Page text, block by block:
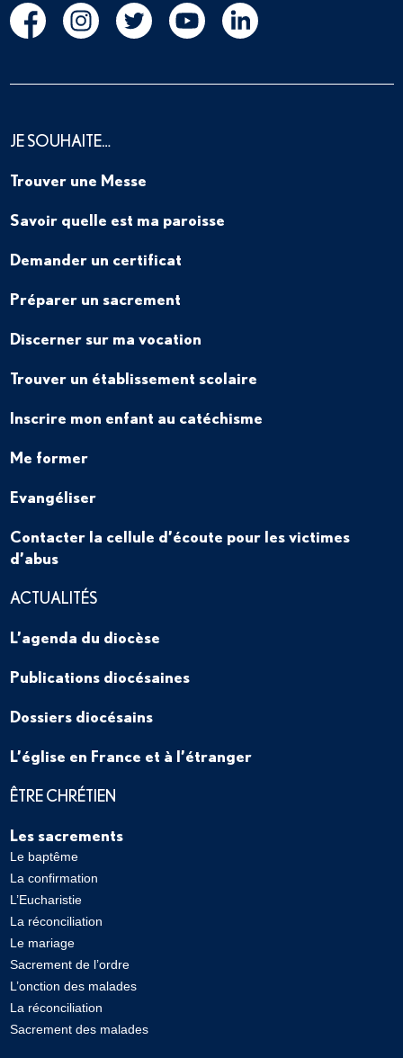
JE SOUHAITE…
Trouver une Messe
Savoir quelle est ma paroisse
Demander un certificat
Préparer un sacrement
Discerner sur ma vocation
Trouver un établissement scolaire
Inscrire mon enfant au catéchisme
Me former
Evangéliser
Contacter la cellule d’écoute pour les victimes
d’abus
ACTUALITÉS
L’agenda du diocèse
Publications diocésaines
Dossiers diocésains
L’église en France et à l’étranger
ÊTRE CHRÉTIEN
Les sacrements
Le baptême
La confirmation
L’Eucharistie
La réconciliation
Le mariage
Sacrement de l’ordre
L’onction des malades
La réconciliation
Sacrement des malades